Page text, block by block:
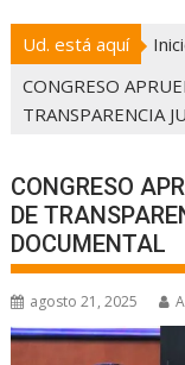
Ud. está aquí
CONGRESO
TRANSPARENCIA
CONGRESO
DE
DOCUMENTAL
agosto 21, 2025